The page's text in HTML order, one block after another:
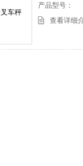
产品型号：
查看详细